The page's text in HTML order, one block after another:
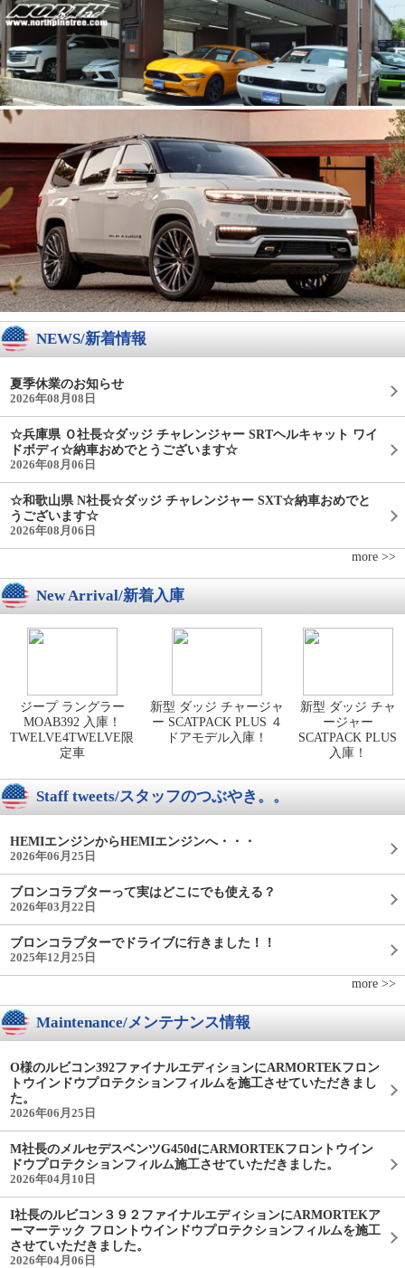
NEWS/新着情報
夏季休業のお知らせ
2026年08月08日
☆兵庫県 Ｏ社長☆ダッジ チャレンジャー SRTヘルキャット ワイ
ドボディ☆納車おめでとうございます☆
2026年08月06日
☆和歌山県 N社長☆ダッジ チャレンジャー SXT☆納車おめでと
うございます☆
2026年08月06日
more >>
New Arrival/新着入庫
ジープ ラングラー
MOAB392 入庫！
TWELVE4TWELVE限
定車
新型 ダッジ チャージャ
ー SCATPACK PLUS ４
ドアモデル入庫！
新型 ダッジ チャ
ージャー
SCATPACK PLUS
入庫！
Staff tweets/スタッフのつぶやき。。
HEMIエンジンからHEMIエンジンへ・・・
2026年06月25日
ブロンコラプターって実はどこにでも使える？
2026年03月22日
ブロンコラプターでドライブに行きました！！
2025年12月25日
more >>
Maintenance/メンテナンス情報
O様のルビコン392ファイナルエディションにARMORTEKフロン
トウインドウプロテクションフィルムを施工させていただきまし
た。
2026年06月25日
M社長のメルセデスベンツG450dにARMORTEKフロントウイン
ドウプロテクションフィルム施工させていただきました。
2026年04月10日
I社長のルビコン３９２ファイナルエディションにARMORTEKア
ーマーテック フロントウインドウプロテクションフィルムを施工
させていただきました。
2026年04月06日